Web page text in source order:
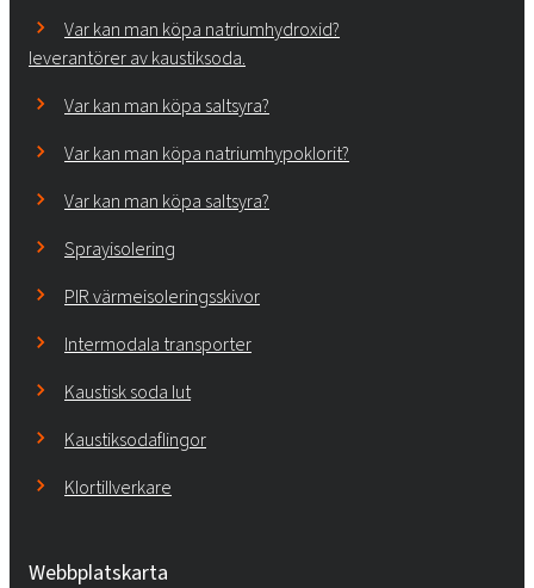
Var kan man köpa natriumhydroxid?
leverantörer av kaustiksoda.
Var kan man köpa saltsyra?
Var kan man köpa natriumhypoklorit?
Var kan man köpa saltsyra?
Sprayisolering
PIR värmeisoleringsskivor
Intermodala transporter
Kaustisk soda lut
Kaustiksodaflingor
Klortillverkare
Webbplatskarta